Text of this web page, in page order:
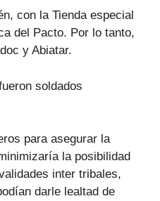
con la Tienda especial
del Pacto. Por lo tanto,
y Abiatar.
soldados
para asegurar la
la posibilidad
inter tribales,
darle lealtad de